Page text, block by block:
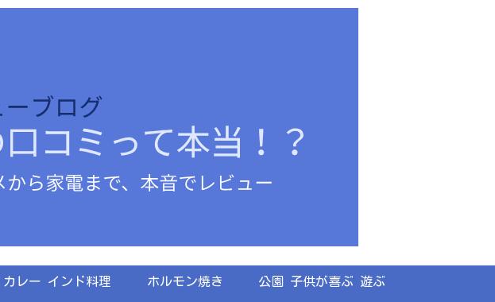
カレー インド料理 ホルモン焼き 公園 子供が喜ぶ 遊ぶ